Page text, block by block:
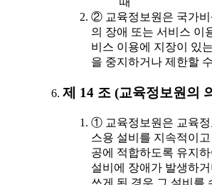
② 교육정보원은 국가비
의 장애 또는 서비스 이
비스 이용에 지장이 있
을 중지하거나 제한할
제 14 조 (교육정보원의
① 교육정보원은 교육정
스용 설비를 지속적이
공에 적합하도록 유지
설비에 장애가 발생하
쓰게 된 경우 그 설비를